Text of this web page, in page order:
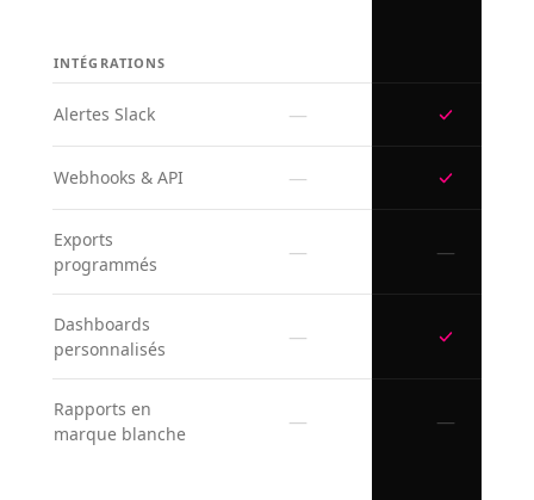
INTÉGRATIONS
Alertes Slack —
Webhooks & API —
Exports
programmés
— —
Dashboards
personnalisés
—
Rapports en
marque blanche
— —